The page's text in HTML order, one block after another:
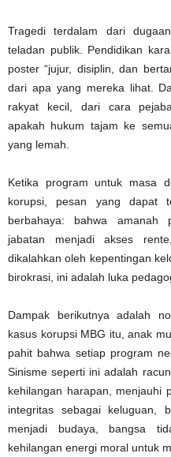
Tragedi terdalam dari
teladan publik. Pendidikan
poster “jujur, disiplin, dan
dari apa yang mereka lihat.
rakyat kecil, dari cara
apakah hukum tajam ke
yang lemah.
Ketika program untuk masa
korupsi, pesan yang dapat
berbahaya: bahwa amanah
jabatan menjadi akses
dikalahkan oleh kepentingan
birokrasi, ini adalah luka
Dampak berikutnya adalah
kasus korupsi MBG itu, anak
pahit bahwa setiap program
Sinisme seperti ini adalah
kehilangan harapan, menjauhi
integritas sebagai keluguan,
menjadi budaya, bangsa
kehilangan energi moral untuk